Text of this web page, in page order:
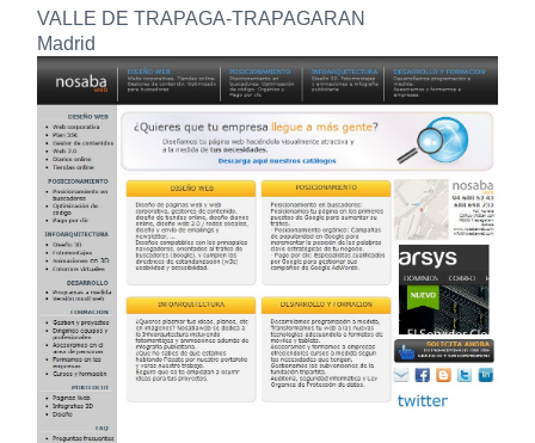
VALLE DE TRAPAGA-TRAPAGARAN
Madrid